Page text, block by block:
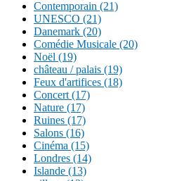
Contemporain (21)
UNESCO (21)
Danemark (20)
Comédie Musicale (20)
Noël (19)
château / palais (19)
Feux d'artifices (18)
Concert (17)
Nature (17)
Ruines (17)
Salons (16)
Cinéma (15)
Londres (14)
Islande (13)